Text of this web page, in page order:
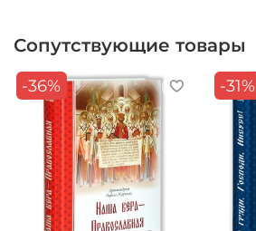
Сопутствующие товары
-36% -31%